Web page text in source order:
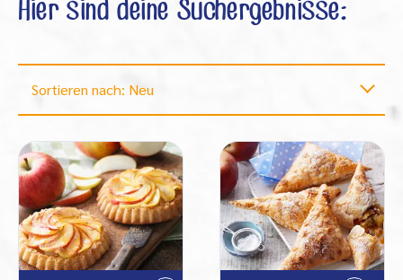
Hier sind deine Suchergebnisse:
Sortieren nach: Neu